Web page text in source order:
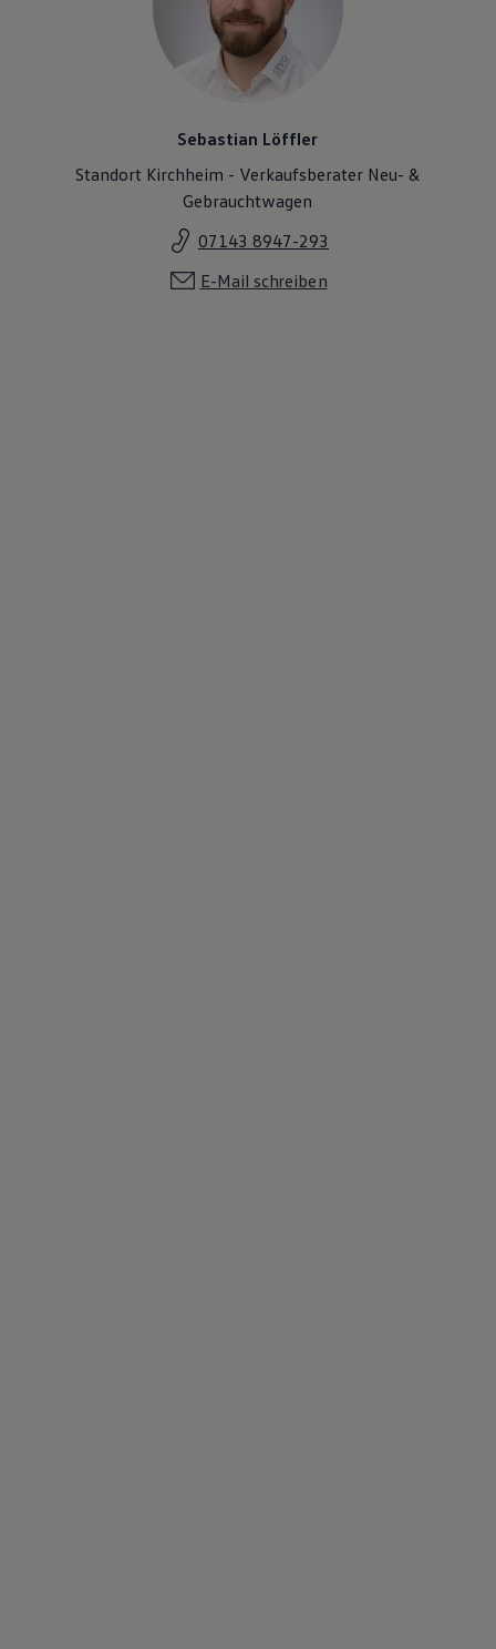
Sebastian Löffler
Standort Kirchheim - Verkaufsberater Neu- &
Gebrauchtwagen
07143 8947-293
E-Mail schreiben